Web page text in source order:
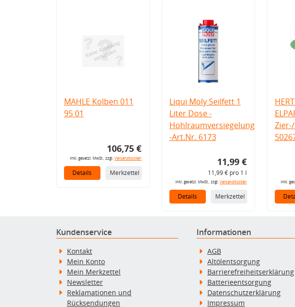
MAHLE Kolben 011
95 01
106,75 €
inkl. gesetzl. MwSt., zzgl.Versandkosten
Details Merkzettel
Liqui Moly Seilfett 1
Liter Dose -
Hohlraumversiegelung
-Art.Nr. 6173
11,99 €
11,99 € pro 1 l
inkl. gesetzl. MwSt., zzgl.Versandkosten
Details Merkzettel
inkl.
Kundenservice
Kontakt
Mein Konto
Mein Merkzettel
Newsletter
Reklamationen und
Rücksendungen
Informationen
AGB
Altölentsorgung
Barrierefreiheitserklärung
Batterieentsorgung
Datenschutzerklärung
Impressum